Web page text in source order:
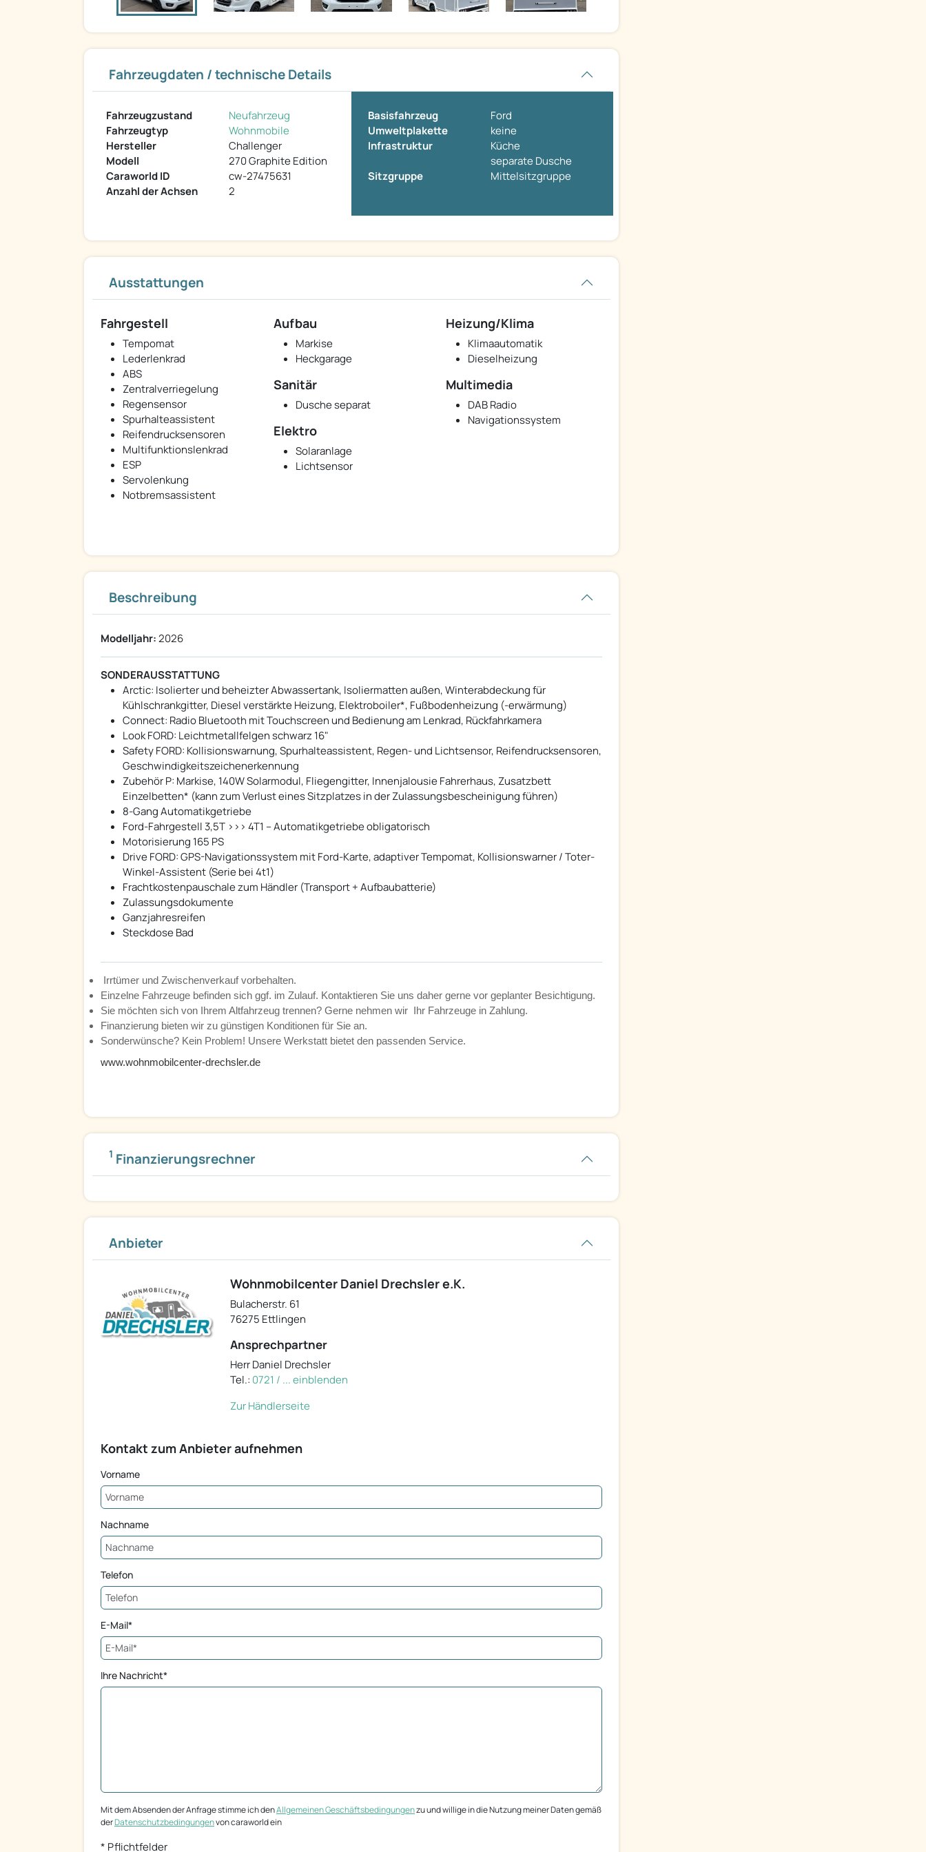
Fahrzeugdaten / technische Details
Fahrzeugzustand
Neufahrzeug
Fahrzeugtyp
Wohnmobile
Hersteller
Challenger
Modell
270 Graphite Edition
Caraworld ID
cw-27475631
Anzahl der Achsen
2
Basisfahrzeug
Ford
Umweltplakette
keine
Infrastruktur
Küche
separate Dusche
Sitzgruppe
Mittelsitzgruppe
Ausstattungen
Fahrgestell
Tempomat
Lederlenkrad
ABS
Zentralverriegelung
Regensensor
Spurhalteassistent
Reifendrucksensoren
Multifunktionslenkrad
ESP
Servolenkung
Notbremsassistent
Aufbau
Markise
Heckgarage
Heizung/Klima
Klimaautomatik
Dieselheizung
Sanitär
Dusche separat
Multimedia
DAB Radio
Navigationssystem
Elektro
Solaranlage
Lichtsensor
Beschreibung
Modelljahr:2026
SONDERAUSSTATTUNG
Arctic: Isolierter und beheizter Abwassertank, Isoliermatten außen, Winterabdeckung für
Kühlschrankgitter, Diesel verstärkte Heizung, Elektroboiler*, Fußbodenheizung (-erwärmung)
Connect: Radio Bluetooth mit Touchscreen und Bedienung am Lenkrad, Rückfahrkamera
Look FORD: Leichtmetallfelgen schwarz 16"
Safety FORD: Kollisionswarnung, Spurhalteassistent, Regen- und Lichtsensor, Reifendrucksensoren,
Geschwindigkeitszeichenerkennung
Zubehör P: Markise, 140W Solarmodul, Fliegengitter, Innenjalousie Fahrerhaus, Zusatzbett
Einzelbetten* (kann zum Verlust eines Sitzplatzes in der Zulassungsbescheinigung führen)
8-Gang Automatikgetriebe
Ford-Fahrgestell 3,5T >>> 4T1 – Automatikgetriebe obligatorisch
Motorisierung 165 PS
Drive FORD: GPS-Navigationssystem mit Ford-Karte, adaptiver Tempomat, Kollisionswarner / Toter-
Winkel-Assistent (Serie bei 4t1)
Frachtkostenpauschale zum Händler (Transport + Aufbaubatterie)
Zulassungsdokumente
Ganzjahresreifen
Steckdose Bad
Irrtümer und Zwischenverkauf vorbehalten.
Einzelne Fahrzeuge befinden sich ggf. im Zulauf. Kontaktieren Sie uns daher gerne vor geplanter Besichtigung.
Sie möchten sich von Ihrem Altfahrzeug trennen? Gerne nehmen wir Ihr Fahrzeuge in Zahlung.
Finanzierung bieten wir zu günstigen Konditionen für Sie an.
Sonderwünsche? Kein Problem! Unsere Werkstatt bietet den passenden Service.
www.wohnmobilcenter-drechsler.de
1 Finanzierungsrechner
Anbieter
Wohnmobilcenter Daniel Drechsler e.K.
Bulacherstr. 61
76275 Ettlingen
Ansprechpartner
Herr Daniel Drechsler
Tel.: 0721 / ... einblenden
Zur Händlerseite
Kontakt zum Anbieter aufnehmen
Vorname
Nachname
Telefon
E-Mail*
Ihre Nachricht*
Mit dem Absenden der Anfrage stimme ich denAllgemeinen Geschäftsbedingungenzu und willige in die Nutzung meiner Daten gemäß
derDatenschutzbedingungenvon caraworld ein
* Pflichtfelder